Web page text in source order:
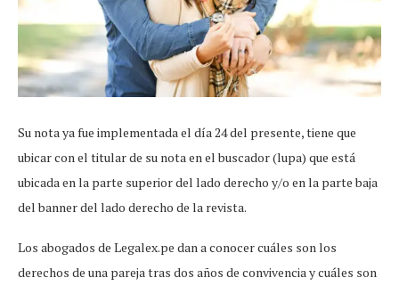
Su nota ya fue implementada el día 24 del presente, tiene que
ubicar con el titular de su nota en el buscador (lupa) que está
ubicada en la parte superior del lado derecho y/o en la parte baja
del banner del lado derecho de la revista.
Los abogados de Legalex.pe dan a conocer cuáles son los
derechos de una pareja tras dos años de convivencia y cuáles son